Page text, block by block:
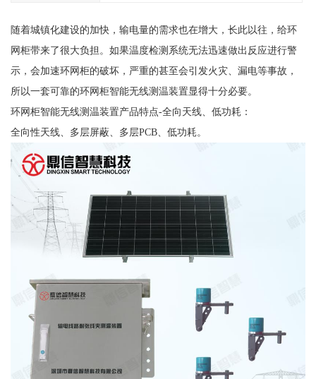
随着城镇化建设的加快，输电量的需求也在增大，长此以往，给环
网柜带来了很大负担。如果温度检测系统无法迅速做出反应进行警
示，会加速环网柜的破坏，严重的甚至会引发火灾、漏电等事故，
所以一套可靠的环网柜智能无线测温装置显得十分必要。
环网柜智能无线测温装置产品特点-全向天线、低功耗：
全向性天线、多层屏蔽、多层PCB、低功耗。